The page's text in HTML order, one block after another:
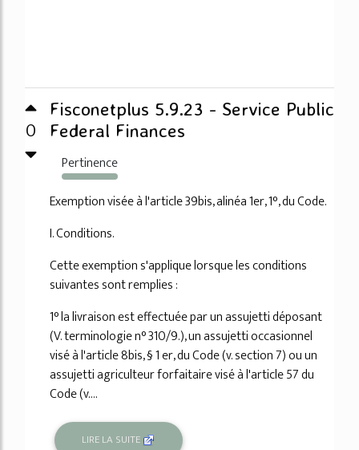
0
Fisconetplus 5.9.23 - Service Public
Federal Finances
Pertinence
289%
Exemption visée à l'article 39bis, alinéa 1er, 1°, du Code.
I. Conditions.
Cette exemption s'applique lorsque les conditions
suivantes sont remplies :
1° la livraison est effectuée par un assujetti déposant
(V. terminologie n° 310/9.), un assujetti occasionnel
visé à l'article 8bis, § 1 er, du Code (v. section 7) ou un
assujetti agriculteur forfaitaire visé à l'article 57 du
Code (v....
LIRE LA SUITE